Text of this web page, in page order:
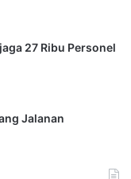
27 Ribu Personel
Jalanan